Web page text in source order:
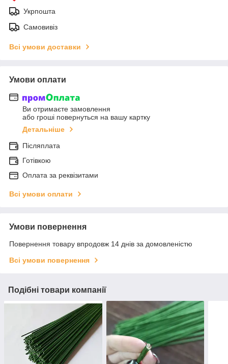
Укрпошта
Самовивіз
Всі умови доставки
Умови оплати
Ви отримаєте замовлення
або гроші повернуться на вашу картку
Детальніше
Післяплата
Готівкою
Оплата за реквізитами
Всі умови оплати
Умови повернення
Повернення товару впродовж 14 днів за домовленістю
Всі умови повернення
Подібні товари компанії